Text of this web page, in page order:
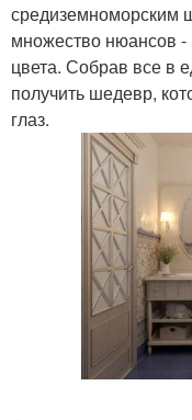
средиземноморским
множество нюансов
цвета. Собрав все в
получить шедевр,
глаз.